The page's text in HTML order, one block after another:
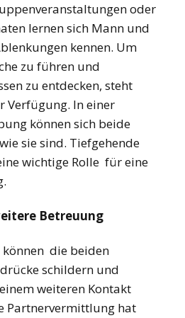
oder
lernen sich Mann und
kennen. Um
zu führen und
zu entdecken, steht
Verfügung. In einer
können sich beide
sie sind. Tiefgehende
wichtige Rolle für eine
Betreuung
können die beiden
schildern und
weiteren Kontakt
Partnervermittlung hat